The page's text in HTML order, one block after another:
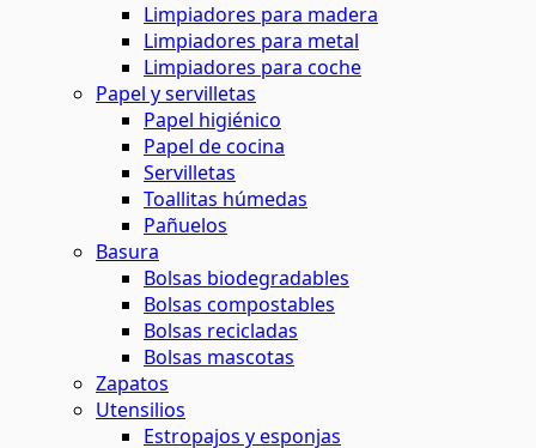
Limpiadores para madera
Limpiadores para metal
Limpiadores para coche
Papel y servilletas
Papel higiénico
Papel de cocina
Servilletas
Toallitas húmedas
Pañuelos
Basura
Bolsas biodegradables
Bolsas compostables
Bolsas recicladas
Bolsas mascotas
Zapatos
Utensilios
Estropajos y esponjas